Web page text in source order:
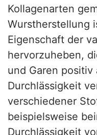
Kollagenarten
Wurstherstellung
Eigenschaft der
hervorzuheben,
und Garen
Durchlässigkeit
verschiedener
beispielsweise
Durchlässigkeit